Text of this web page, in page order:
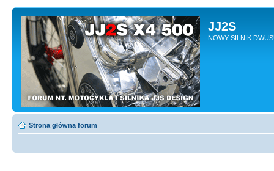
JJ2S
NOWY SILNIK
Strona główna forum